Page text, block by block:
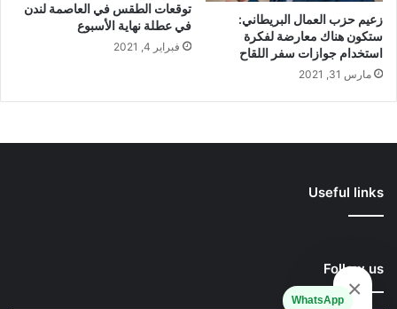
زعيم حزب العمال البريطاني:
ستكون هناك معارضة لفكرة
استخدام جوازات سفر اللقاح
مارس 31, 2021
توقعات الطقس في العاصمة لندن
في عطلة نهاية الأسبوع
فبراير 4, 2021
Useful links
Follow us
×
WhatsApp